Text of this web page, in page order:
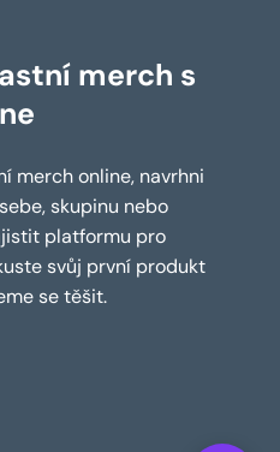
merch s
merch online, navrhni
skupinu nebo
platformu pro
svůj první produkt
se těšit.